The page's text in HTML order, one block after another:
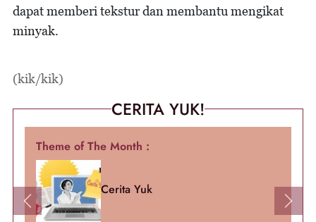
dapat memberi tekstur dan membantu mengikat
minyak.
(kik/kik)
CERITA YUK!
Theme of The Month :
Cerita Yuk
Previous Next